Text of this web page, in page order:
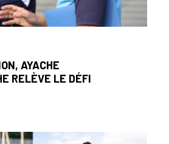
AYACHE
RELÈVE LE DÉFI